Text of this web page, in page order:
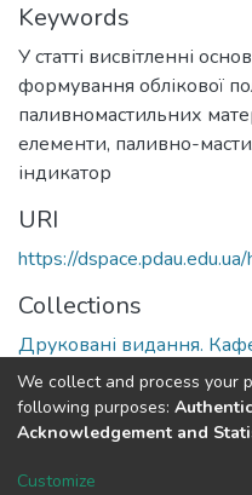
Keywords
У статті висвітленні
формування облікової
паливномастильних
елементи, паливно-
індикатор
URI
https://
Collections
Друковані видання.
Full item page
DSpace software
We collect and process your
following purposes:
Acknowledgement and
Customize